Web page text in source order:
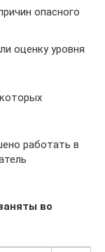
опасного
оценку уровня
работать в
во